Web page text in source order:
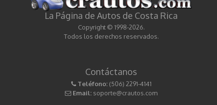
La Página de Autos de Costa Rica
Copyright © 1998-2026.
Todos los derechos reservados.
Contáctanos
Teléfono: (506) 2291-4141
Email: soporte@crautos.com